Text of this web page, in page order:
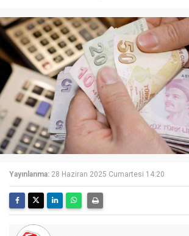
Yayınlanma: 28 Haziran 2025 Cumartesi 14:20